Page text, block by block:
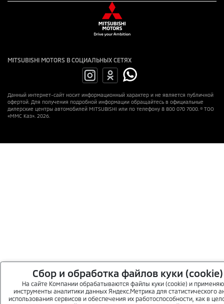
Данный интернет-сайт носит информационный характер и не является публичной
офертой. Для получения подробной информации обращайтесь в официальные
дилерские центры автомобилей MITSUBISHI или по телефону 8 800 070 7000. © ТОО
«ММС Каз». 2026.
MITSUBISHI MOTORS В СОЦИАЛЬНЫХ СЕТЯХ
Сбор и обработка файлов куки (cookie)
На сайте Компании обрабатываются файлы куки (cookie) и
инструменты аналитики данных Яндекс.Метрика для статистического
использования сервисов и обеспечения их работоспособности, как в